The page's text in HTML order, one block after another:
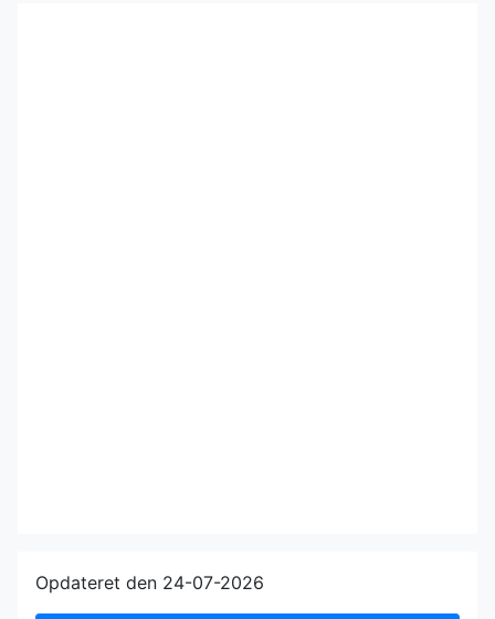
Opdateret den 24-07-2026